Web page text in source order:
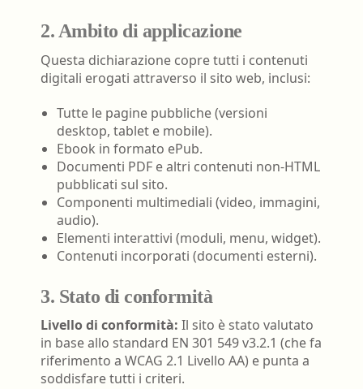
2. Ambito di applicazione
Questa dichiarazione copre tutti i contenuti
digitali erogati attraverso il sito web, inclusi:
Tutte le pagine pubbliche (versioni
desktop, tablet e mobile).
Ebook in formato ePub.
Documenti PDF e altri contenuti non-HTML
pubblicati sul sito.
Componenti multimediali (video, immagini,
audio).
Elementi interattivi (moduli, menu, widget).
Contenuti incorporati (documenti esterni).
3. Stato di conformità
Livello di conformità: Il sito è stato valutato
in base allo standard EN 301 549 v3.2.1 (che fa
riferimento a WCAG 2.1 Livello AA) e punta a
soddisfare tutti i criteri.